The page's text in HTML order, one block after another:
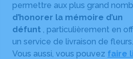
permettre aux plus grand
d’honorer la mémoire d’un
défunt , particulièrement en
un service de livraison de fleurs.
Vous aussi, vous pouvez faire